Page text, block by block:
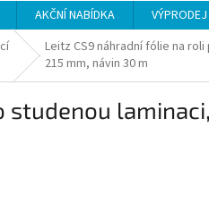
AKČNÍ NABÍDKA VÝPRODEJ
Leitz CS9 náhradní fólie na
215 mm, návin 30 m